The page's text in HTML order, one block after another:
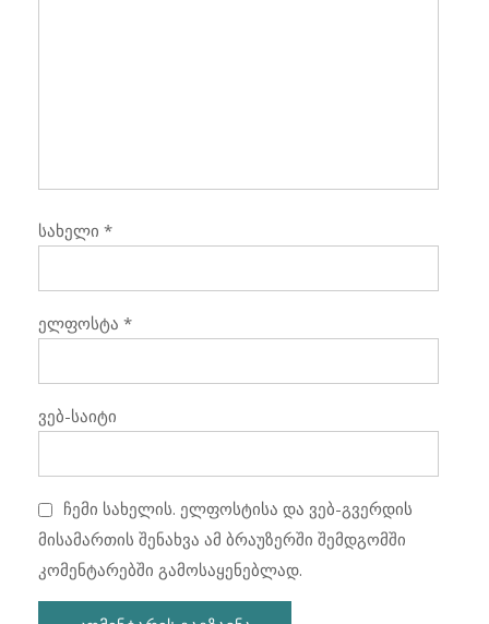
სახელი *
ელფოსტა *
ვებ-საიტი
ჩემი სახელის. ელფოსტისა და ვებ-გვერდის
მისამართის შენახვა ამ ბრაუზერში შემდგომში
კომენტარებში გამოსაყენებლად.